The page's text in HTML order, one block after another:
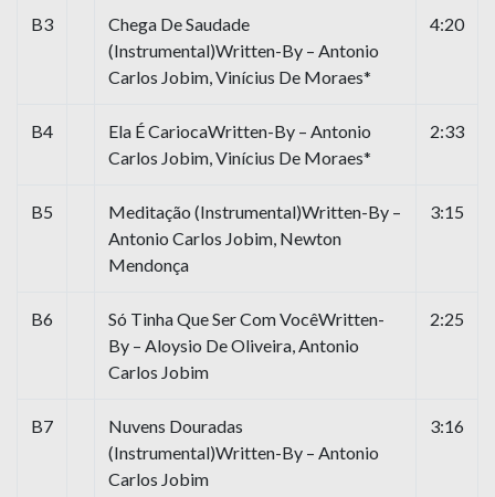
B3
Chega De Saudade
(Instrumental)Written-By – Antonio
Carlos Jobim, Vinícius De Moraes*
4:20
B4
Ela É CariocaWritten-By – Antonio
Carlos Jobim, Vinícius De Moraes*
2:33
B5
Meditação (Instrumental)Written-By –
Antonio Carlos Jobim, Newton
Mendonça
3:15
B6
Só Tinha Que Ser Com VocêWritten-
By – Aloysio De Oliveira, Antonio
Carlos Jobim
2:25
B7
Nuvens Douradas
(Instrumental)Written-By – Antonio
Carlos Jobim
3:16